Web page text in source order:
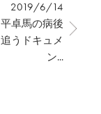
2019/6/14
卓馬の病後
うドキュメ
ン...